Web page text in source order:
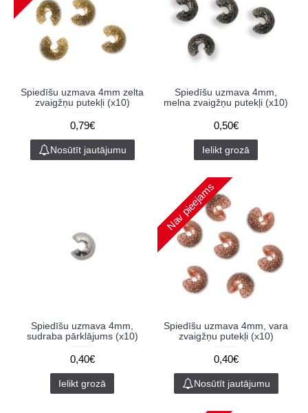
Spiedīšu uzmava 4mm zelta
zvaigžņu putekļi (x10)
0,79€
Nosūtīt jautājumu
Spiedīšu uzmava 4mm,
melna zvaigžņu putekļi (x10)
0,50€
Ielikt grozā
Spiedīšu uzmava 4mm,
sudraba pārklājums (x10)
0,40€
Ielikt grozā
Nav pieejams
Spiedīšu uzmava 4mm, vara
zvaigžņu putekļi (x10)
0,40€
Nosūtīt jautājumu